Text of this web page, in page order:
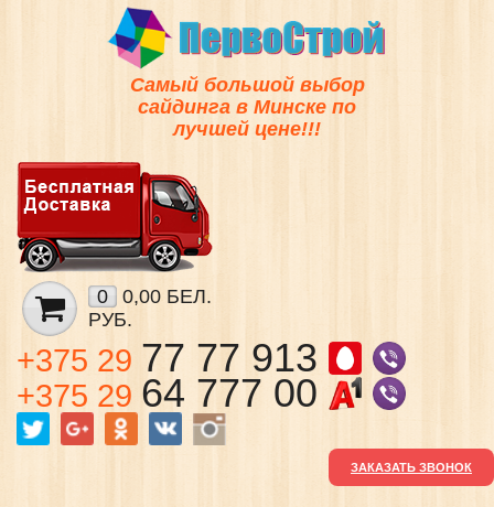
Самый большой выбор
сайдинга в Минске по
лучшей цене!!!
0
0,00 БЕЛ.
РУБ.
+375 29 77 77 913
+375 29 64 777 00
ЗАКАЗАТЬ ЗВОНОК